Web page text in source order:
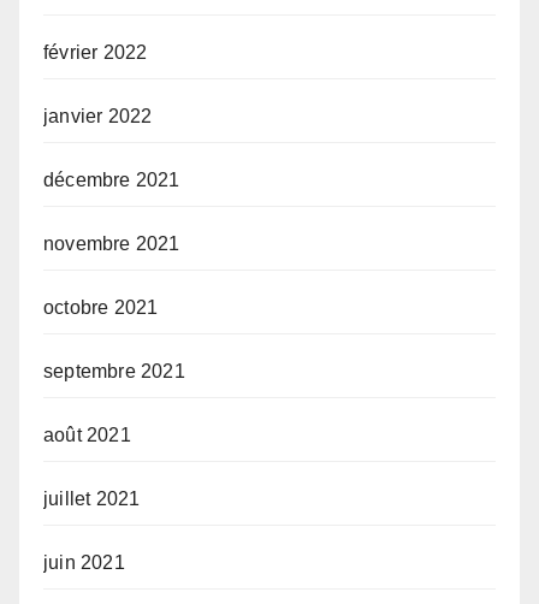
février 2022
janvier 2022
décembre 2021
novembre 2021
octobre 2021
septembre 2021
août 2021
juillet 2021
juin 2021